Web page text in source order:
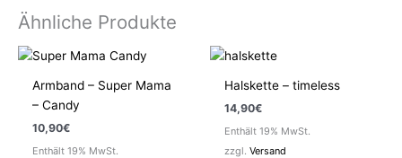
Ähnliche Produkte
Armband – Super Mama
– Candy
10,90€
Enthält 19% MwSt.
Halskette – timeless
14,90€
Enthält 19% MwSt.
zzgl.Versand